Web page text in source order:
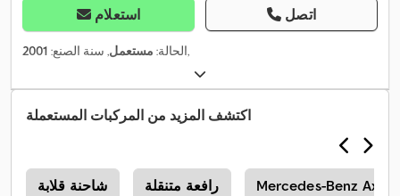
استعلام اتصل
الحالة: مستعمل, سنة الصنع: 2001 ,
اكتشف المزيد من المركبات المستعملة
شاحنة قلابة رافعة متنقلة Mercedes-Benz Axor